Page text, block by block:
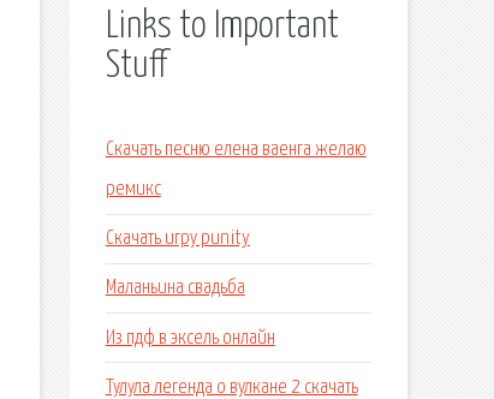
Links to Important
Stuff
Скачать песню елена ваенга желаю
ремикс
Скачать игру punity
Маланьина свадьба
Из пдф в эксель онлайн
Тулула легенда о вулкане 2 скачать